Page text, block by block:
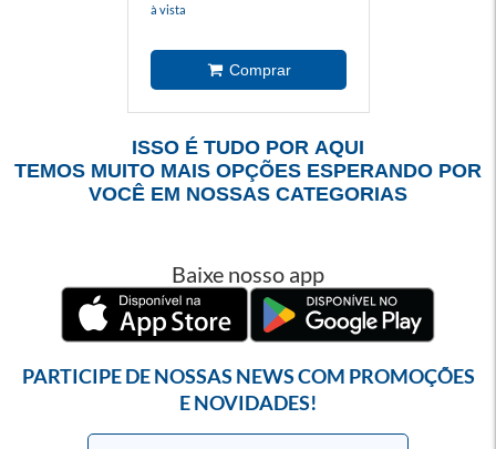
à vista
ISSO É TUDO POR AQUI
TEMOS MUITO MAIS OPÇÕES ESPERANDO POR
VOCÊ EM NOSSAS CATEGORIAS
Baixe nosso app
PARTICIPE DE NOSSAS NEWS COM PROMOÇÕES
E NOVIDADES!